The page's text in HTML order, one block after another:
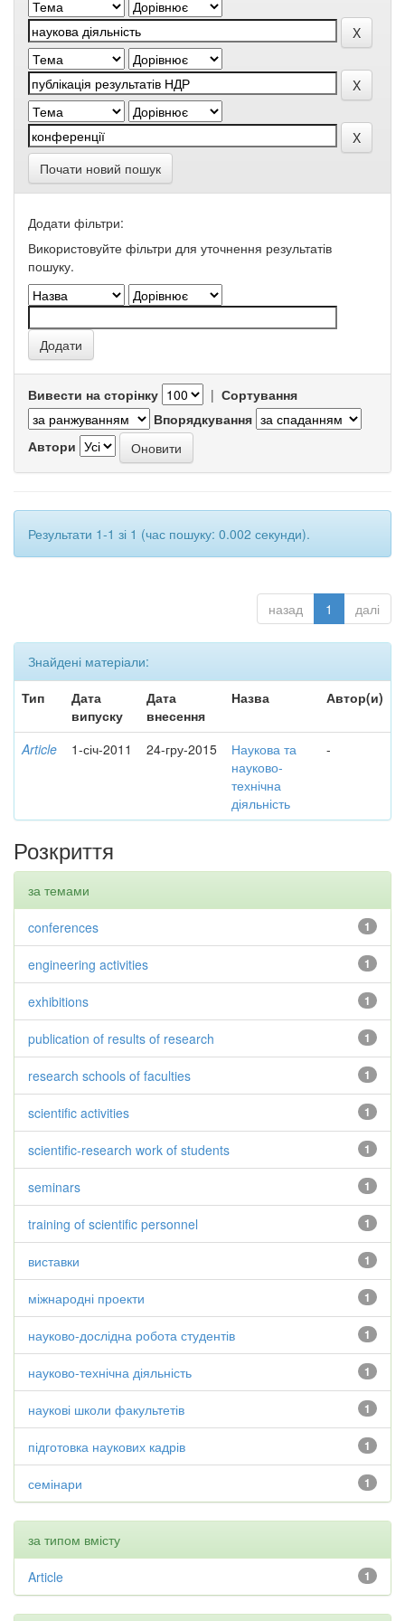
Почати новий пошук
Додати фільтри:
Використовуйте фільтри для уточнення результатів
пошуку.
Вивести на сторінку | Сортування
Впорядкування
Автори
Результати 1-1 зі 1 (час пошуку: 0.002 секунди).
назад 1 далі
Знайдені матеріали:
Тип
Дата
випуску
Дата
внесення
Назва Автор(и)
Article 1-січ-2011 24-гру-2015
Наукова та
науково-
технічна
діяльність
-
Розкриття
за темами
1
conferences
1
engineering activities
1
exhibitions
1
publication of results of research
1
research schools of faculties
1
scientific activities
1
scientific-research work of students
1
seminars
1
training of scientific personnel
1
виставки
1
міжнародні проекти
1
науково-дослідна робота студентів
1
науково-технічна діяльність
1
наукові школи факультетів
1
підготовка наукових кадрів
1
семінари
за типом вмісту
1
Article